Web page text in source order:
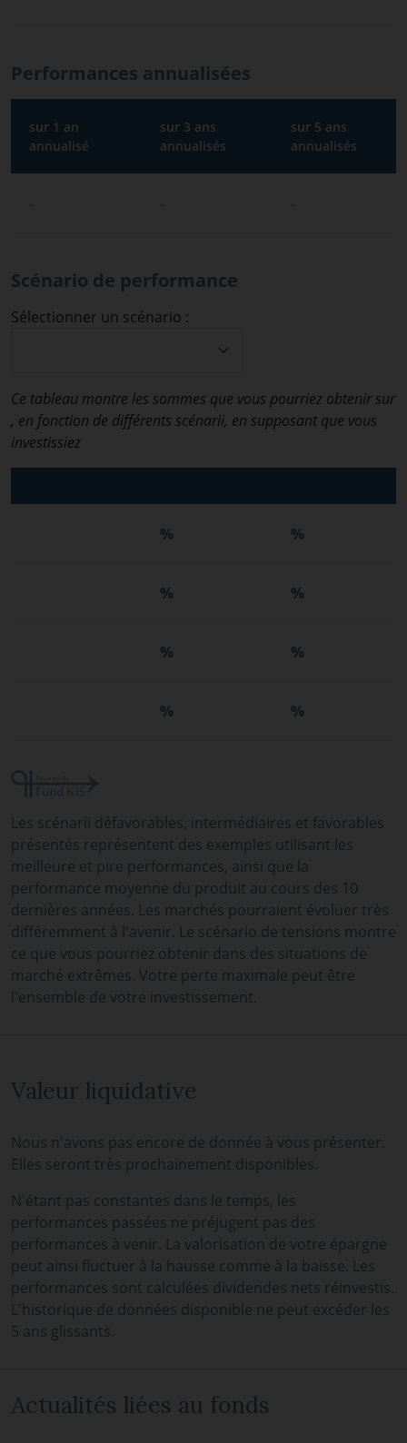
Performances annualisées
sur 1 an
annualisé
sur 3 ans
annualisés
sur 5 ans
annualisés
- - -
Scénario de performance
Sélectionner un scénario :
Ce tableau montre les sommes que vous pourriez obtenir sur
, en fonction de différents scénarii, en supposant que vous
investissiez
% %
% %
% %
% %
Les scénarii défavorables, intermédiaires et favorables
présentés représentent des exemples utilisant les
meilleure et pire performances, ainsi que la
performance moyenne du produit au cours des 10
dernières années. Les marchés pourraient évoluer très
différemment à l'avenir. Le scénario de tensions montre
ce que vous pourriez obtenir dans des situations de
marché extrêmes. Votre perte maximale peut être
l'ensemble de votre investissement.
Valeur liquidative
Nous n'avons pas encore de donnée à vous présenter.
Elles seront très prochainement disponibles.
N'étant pas constantes dans le temps, les
performances passées ne préjugent pas des
performances à venir. La valorisation de votre épargne
peut ainsi fluctuer à la hausse comme à la baisse. Les
performances sont calculées dividendes nets réinvestis.
L'historique de données disponible ne peut excéder les
5 ans glissants.
Actualités liées au fonds